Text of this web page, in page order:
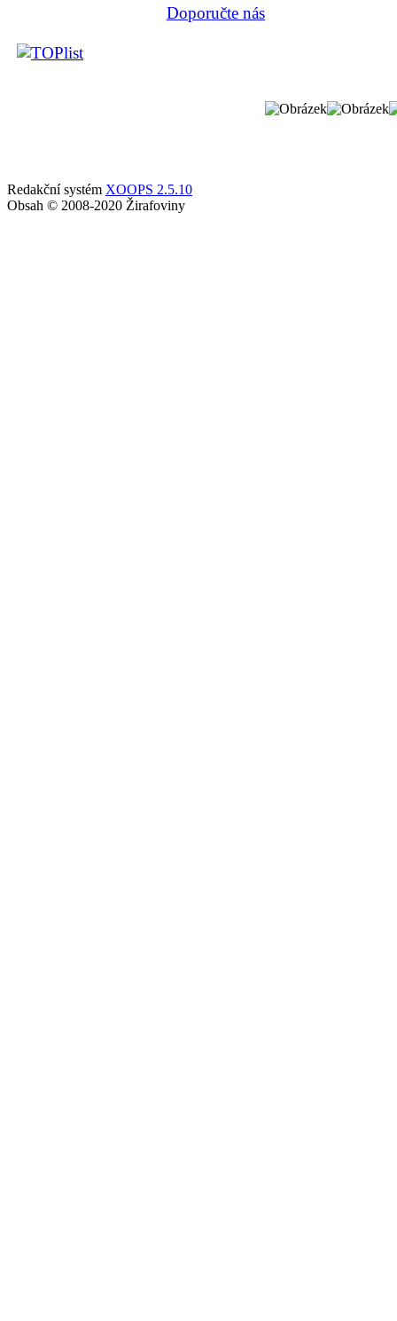
Doporučte nás
Redakční systém XOOPS 2.5.10
Obsah © 2008-2020 Žirafoviny